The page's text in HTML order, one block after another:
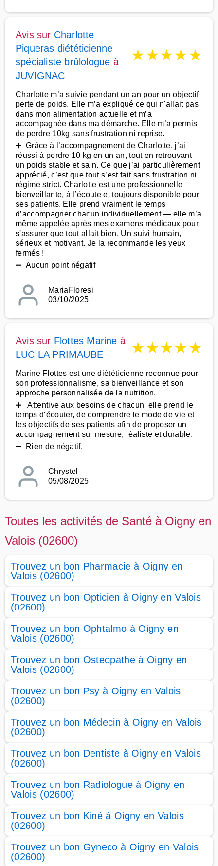
Avis sur Charlotte
Piqueras diététicienne
spécialiste brûlologue à
JUVIGNAC
★★★★★
Charlotte m’a suivie pendant un an pour un objectif
perte de poids. Elle m’a expliqué ce qui n'allait pas
dans mon alimentation actuelle et m’a
accompagnée dans ma démarche. Elle m’a permis
de perdre 10kg sans frustration ni reprise.
➕ Grâce à l’accompagnement de Charlotte, j’ai
réussi à perdre 10 kg en un an, tout en retrouvant
un poids stable et sain. Ce que j’ai particulièrement
apprécié, c’est que tout s’est fait sans frustration ni
régime strict. Charlotte est une professionnelle
bienveillante, à l’écoute et toujours disponible pour
ses patients. Elle prend vraiment le temps
d’accompagner chacun individuellement — elle m’a
même appelée après mes examens médicaux pour
s'assurer que tout allait bien. Un suivi humain,
sérieux et motivant. Je la recommande les yeux
fermés !
➖ Aucun point négatif
MariaFloresi
03/10/2025
Avis sur Flottes Marine à
LUC LA PRIMAUBE
★★★★★
Marine Flottes est une diététicienne reconnue pour
son professionnalisme, sa bienveillance et son
approche personnalisée de la nutrition.
➕ Attentive aux besoins de chacun, elle prend le
temps d’écouter, de comprendre le mode de vie et
les objectifs de ses patients afin de proposer un
accompagnement sur mesure, réaliste et durable.
➖ Rien de négatif.
Chrystel
05/08/2025
Toutes les activités de Santé à Oigny en
Valois (02600)
Trouvez un bon Pharmacie à Oigny en
Valois (02600)
Trouvez un bon Opticien à Oigny en Valois
(02600)
Trouvez un bon Ophtalmo à Oigny en
Valois (02600)
Trouvez un bon Osteopathe à Oigny en
Valois (02600)
Trouvez un bon Psy à Oigny en Valois
(02600)
Trouvez un bon Médecin à Oigny en Valois
(02600)
Trouvez un bon Dentiste à Oigny en Valois
(02600)
Trouvez un bon Radiologue à Oigny en
Valois (02600)
Trouvez un bon Kiné à Oigny en Valois
(02600)
Trouvez un bon Gyneco à Oigny en Valois
(02600)